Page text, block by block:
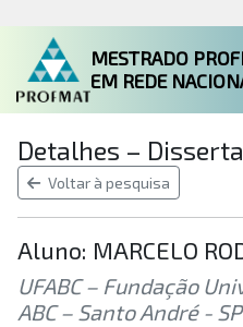
MESTRADO
EM REDE
Detalhes –
Voltar à pesquisa
Aluno: MARCELO
UFABC – Fundação
ABC – Santo André - SP